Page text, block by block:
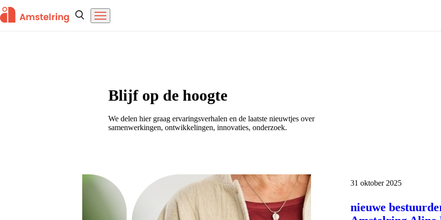
Overslaan en naar de inhoud gaan
Amstelring
ZoekenMenu
Blijf op de hoogte
We delen hier graag ervaringsverhalen en de laatste nieuwtjes over
samenwerkingen, ontwikkelingen, innovaties, onderzoek.
nieuwe
Publicatiedatum:
31 oktober 2025